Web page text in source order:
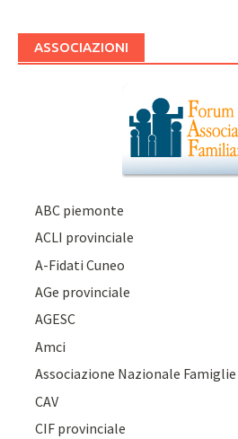
ASSOCIAZIONI
ABC piemonte
ACLI provinciale
A-Fidati Cuneo
AGe provinciale
AGESC
Amci
Associazione Nazionale
CAV
CIF provinciale